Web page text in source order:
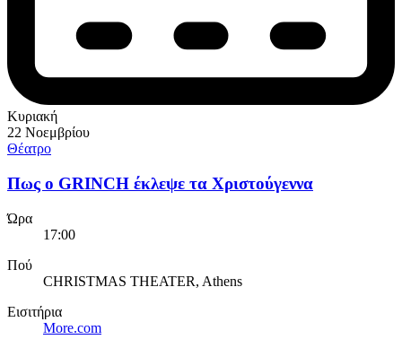
Κυριακή
22 Νοεμβρίου
Θέατρο
Πως ο GRINCH έκλεψε τα Χριστούγεννα
Ώρα
17:00
Πού
CHRISTMAS THEATER, Athens
Εισιτήρια
More.com